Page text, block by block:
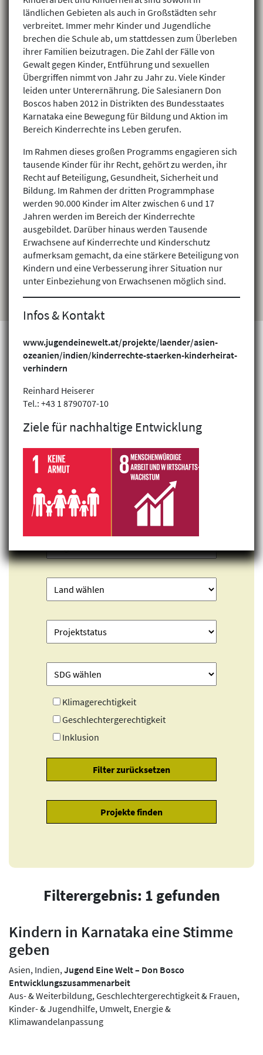
Klimagerechtigkeit
Geschlechtergerechtigkeit
Inklusion
Filterergebnis: 1 gefunden
Kindern in Karnataka eine Stimme
geben
Asien, Indien, Jugend Eine Welt – Don Bosco
Entwicklungszusammenarbeit
Aus- & Weiterbildung, Geschlechtergerechtigkeit & Frauen,
Kinder- & Jugendhilfe, Umwelt, Energie &
Klimawandelanpassung
ländlichen Gebieten als auch in Großstädten sehr
verbreitet. Immer mehr Kinder und Jugendliche
brechen die Schule ab, um stattdessen zum Überleben
ihrer Familien beizutragen. Die Zahl der Fälle von
Gewalt gegen Kinder, Entführung und sexuellen
Übergriffen nimmt von Jahr zu Jahr zu. Viele Kinder
leiden unter Unterernährung. Die Salesianern Don
Boscos haben 2012 in Distrikten des Bundesstaates
Karnataka eine Bewegung für Bildung und Aktion im
Bereich Kinderrechte ins Leben gerufen.
Im Rahmen dieses großen Programms engagieren sich
tausende Kinder für ihr Recht, gehört zu werden, ihr
Recht auf Beteiligung, Gesundheit, Sicherheit und
Bildung. Im Rahmen der dritten Programmphase
werden 90.000 Kinder im Alter zwischen 6 und 17
Jahren werden im Bereich der Kinderrechte
ausgebildet. Darüber hinaus werden Tausende
Erwachsene auf Kinderrechte und Kinderschutz
aufmerksam gemacht, da eine stärkere Beteiligung von
Kindern und eine Verbesserung ihrer Situation nur
unter Einbeziehung von Erwachsenen möglich sind.
Infos & Kontakt
www.jugendeinewelt.at/projekte/laender/asien-
ozeanien/indien/kinderrechte-staerken-kinderheirat-
verhindern
Reinhard Heiserer
Tel.: +43 1 8790707-10
Ziele für nachhaltige Entwicklung